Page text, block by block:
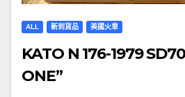
ALL 新到貨品 美國火車
KATO N 176-1979
ONE”